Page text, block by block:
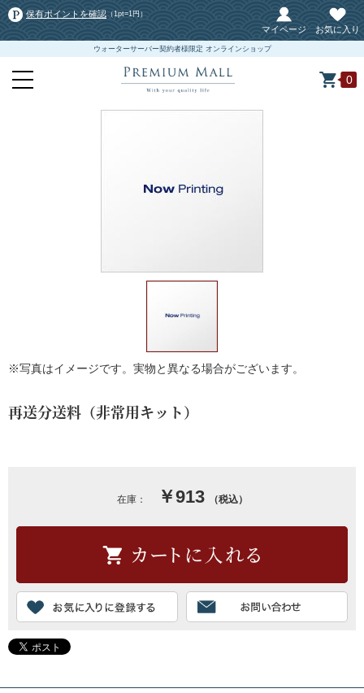
保有ポイントを確認 （1pt=1円）
マイページ お気に入り
ウォーターサーバー契約者様限定 オンラインショップ
0
※写真はイメージです。実物と異なる場合がございます。
再送分送料（非常用キット）
在庫： ￥913 （税込）